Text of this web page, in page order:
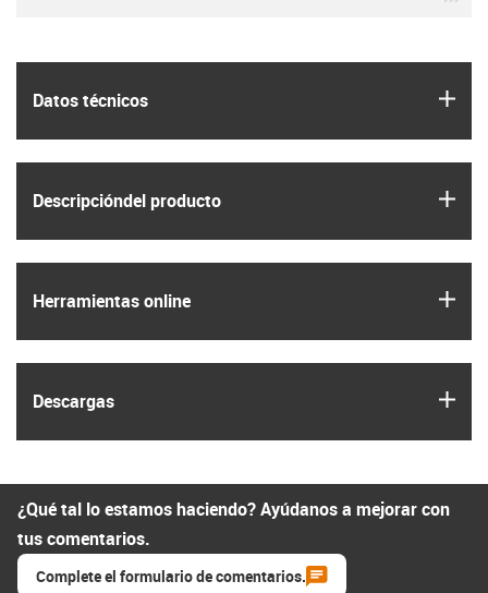
Datos técnicos
Descripción­del producto
Herramientas online
Descargas
¿Qué tal lo estamos haciendo? Ayúdanos a mejorar con
tus comentarios.
Complete el formulario de comentarios.